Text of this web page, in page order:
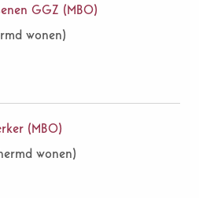
GGZ (MBO)
wonen)
(MBO)
wonen)